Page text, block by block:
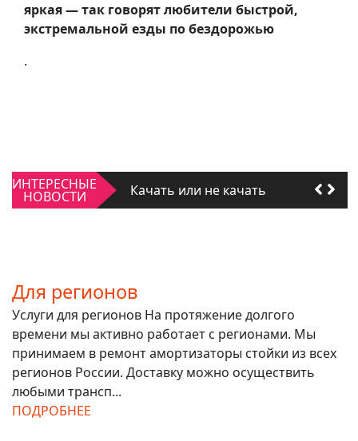
яркая — так говорят любители быстрой,
экстремальной езды по бездорожью
.
ИНТЕРЕСНЫЕ
НОВОСТИ
Для регионов
Услуги для регионов На протяжение долгого
времени мы активно работает с регионами. Мы
принимаем в ремонт амортизаторы стойки из всех
регионов России. Доставку можно осуществить
любыми трансп...
ПОДРОБНЕЕ